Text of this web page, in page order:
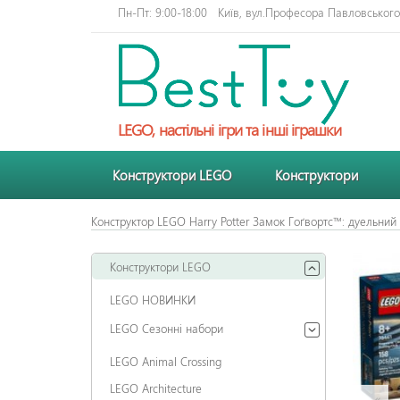
Пн-Пт: 9:00-18:00 Київ, вул.Професора
LEGO, настільні ігри та інші іграшки
Конструктори LEGO Конструктори
Конструктор LEGO Harry Potter Замок Гоґвортс™: дуельний
Конструктори LEGO
LEGO НОВИНКИ
LEGO Сезонні набори
LEGO Animal Crossing
LEGO Architecture